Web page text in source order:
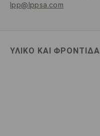
lpp@lppsa.com
ΥΛΙΚΌ ΚΑΙ ΦΡΟΝΤΊΔΑ